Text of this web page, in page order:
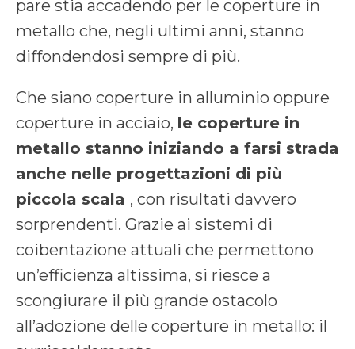
pare stia accadendo per le coperture in
metallo che, negli ultimi anni, stanno
diffondendosi sempre di più.
Che siano coperture in alluminio oppure
coperture in acciaio, le coperture in
metallo stanno iniziando a farsi strada
anche nelle progettazioni di più
piccola scala , con risultati davvero
sorprendenti. Grazie ai sistemi di
coibentazione attuali che permettono
un’efficienza altissima, si riesce a
scongiurare il più grande ostacolo
all’adozione delle coperture in metallo: il